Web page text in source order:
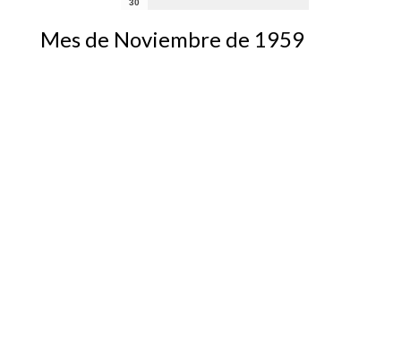
30
Mes de Noviembre de 1959